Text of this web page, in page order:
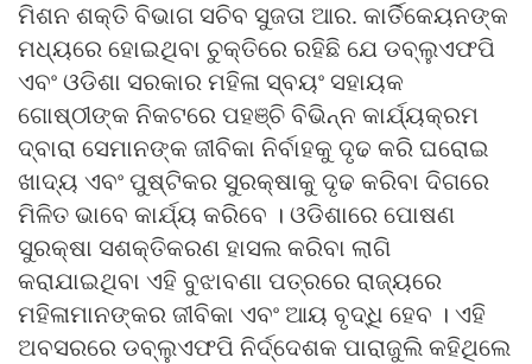
ମିଶନ ଶକ୍ତି ବିଭାଗ ସଚିବ ସୁଜତା ଆର. କାର୍ତିକେୟନଙ୍କ
ମଧ୍ୟରେ ହୋଇଥିବା ଚୁକ୍ତିରେ ରହିଛି ଯେ ଡବ୍ଲୁଏଫପି
ଏବଂ ଓଡିଶା ସରକାର ମହିଳା ସ୍ବୟଂ ସହାୟକ
ଗୋଷ୍ଠୀଙ୍କ ନିକଟରେ ପହଞ୍ଚି ବିଭିନ୍ନ କାର୍ଯ୍ୟକ୍ରମ
ଦ୍ବାରା ସେମାନଙ୍କ ଜୀବିକା ନିର୍ବାହକୁ ଦୃଢ କରି ଘରୋଇ
ଖାଦ୍ୟ ଏବଂ ପୁଷ୍ଟିକର ସୁରକ୍ଷାକୁ ଦୃଢ କରିବା ଦିଗରେ
ମିଳିତ ଭାବେ କାର୍ଯ୍ୟ କରିବେ । ଓଡିଶାରେ ପୋଷଣ
ସୁରକ୍ଷା ସଶକ୍ତିକରଣ ହାସଲ କରିବା ଲାଗି
କରାଯାଇଥିବା ଏହି ବୁଝାବଣା ପତ୍ରରେ ରାଜ୍ୟରେ
ମହିଳାମାନଙ୍କର ଜୀବିକା ଏବଂ ଆୟ ବୃଦ୍ଧି ହେବ । ଏହି
ଅବସରରେ ଡବ୍ଲୁଏଫପି ନିର୍ଦ୍ଦେଶକ ପାରାଜୁଲି କହିଥିଲେ